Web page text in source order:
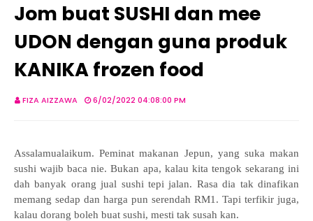
Jom buat SUSHI dan mee
UDON dengan guna produk
KANIKA frozen food
FIZA AIZZAWA 6/02/2022 04:08:00 PM
Assalamualaikum. Peminat makanan Jepun, yang suka makan
sushi wajib baca nie. Bukan apa, kalau kita tengok sekarang ini
dah banyak orang jual sushi tepi jalan. Rasa dia tak dinafikan
memang sedap dan harga pun serendah RM1. Tapi terfikir juga,
kalau dorang boleh buat sushi, mesti tak susah kan.